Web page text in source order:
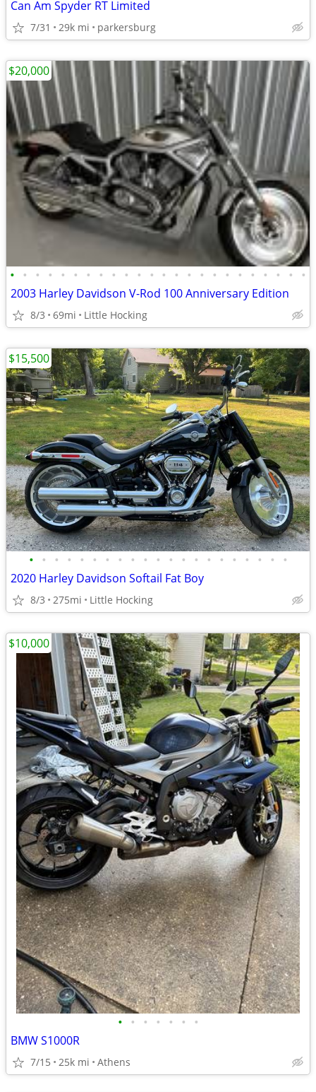
Can Am Spyder RT Limited
7/31 29k mi parkersburg
• • • • • • • • • • • • • • • • • • • • • • • •
2003 Harley Davidson V-Rod 100 Anniversary Edition
8/3 69mi Little Hocking
$20,000
• • • • • • • • • • • • • • • • • • • • •
2020 Harley Davidson Softail Fat Boy
8/3 275mi Little Hocking
$15,500
• • • • • • •
BMW S1000R
7/15 25k mi Athens
$10,000